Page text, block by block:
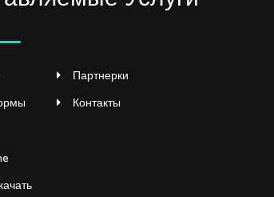
Партнерки
Контакты